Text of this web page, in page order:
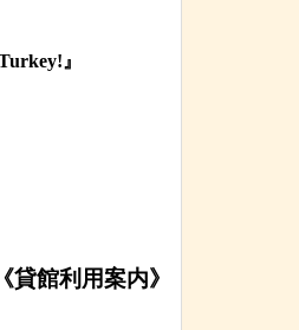
』
館利用案内》